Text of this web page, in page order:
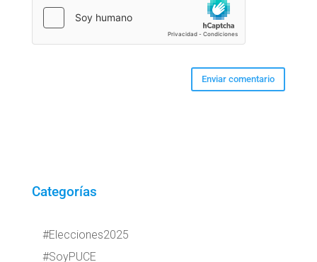
Categorías
#Elecciones2025
#SoyPUCE